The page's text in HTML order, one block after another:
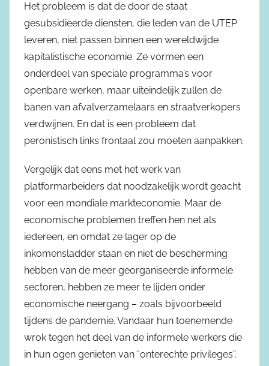
Het probleem is dat de door de staat
gesubsidieerde diensten, die leden van de UTEP
leveren, niet passen binnen een wereldwijde
kapitalistische economie. Ze vormen een
onderdeel van speciale programma’s voor
openbare werken, maar uiteindelijk zullen de
banen van afvalverzamelaars en straatverkopers
verdwijnen. En dat is een probleem dat
peronistisch links frontaal zou moeten aanpakken.
Vergelijk dat eens met het werk van
platformarbeiders dat noodzakelijk wordt geacht
voor een mondiale markteconomie. Maar de
economische problemen treffen hen net als
iedereen, en omdat ze lager op de
inkomensladder staan en niet de bescherming
hebben van de meer georganiseerde informele
sectoren, hebben ze meer te lijden onder
economische neergang – zoals bijvoorbeeld
tijdens de pandemie. Vandaar hun toenemende
wrok tegen het deel van de informele werkers die
in hun ogen genieten van “onterechte privileges”.